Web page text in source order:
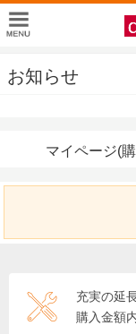
お知らせ
マイページ(
充実の延
購入金額